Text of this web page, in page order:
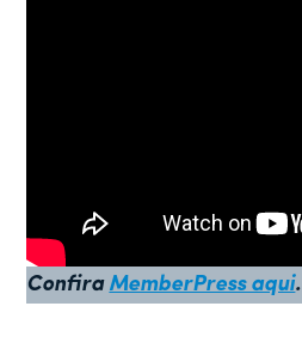
Confira MemberPress aqui.